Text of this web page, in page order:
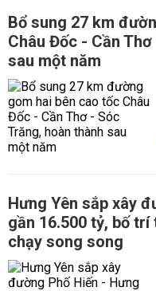
Bổ sung 27 km
Châu Đốc - Cần
sau một năm
Hưng Yên sắp xây
gần 16.500 tỷ, bố
chạy song song